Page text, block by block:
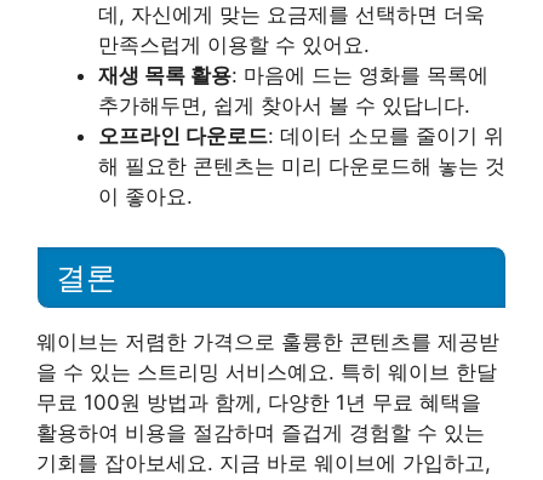
데, 자신에게 맞는 요금제를 선택하면 더욱
만족스럽게 이용할 수 있어요.
재생 목록 활용: 마음에 드는 영화를 목록에
추가해두면, 쉽게 찾아서 볼 수 있답니다.
오프라인 다운로드: 데이터 소모를 줄이기 위
해 필요한 콘텐츠는 미리 다운로드해 놓는 것
이 좋아요.
결론
웨이브는 저렴한 가격으로 훌륭한 콘텐츠를 제공받
을 수 있는 스트리밍 서비스예요. 특히 웨이브 한달
무료 100원 방법과 함께, 다양한 1년 무료 혜택을
활용하여 비용을 절감하며 즐겁게 경험할 수 있는
기회를 잡아보세요. 지금 바로 웨이브에 가입하고,